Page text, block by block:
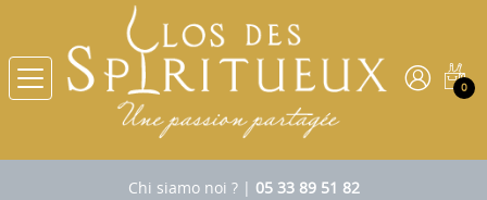
0
Chi siamo noi ?| 05 33 89 51 82